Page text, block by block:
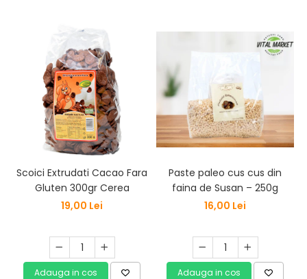
Scoici Extrudati Cacao Fara
Gluten 300gr Cerea
19,00 Lei
Adauga in cos
Paste paleo cus cus din
faina de Susan – 250g
16,00 Lei
Adauga in cos